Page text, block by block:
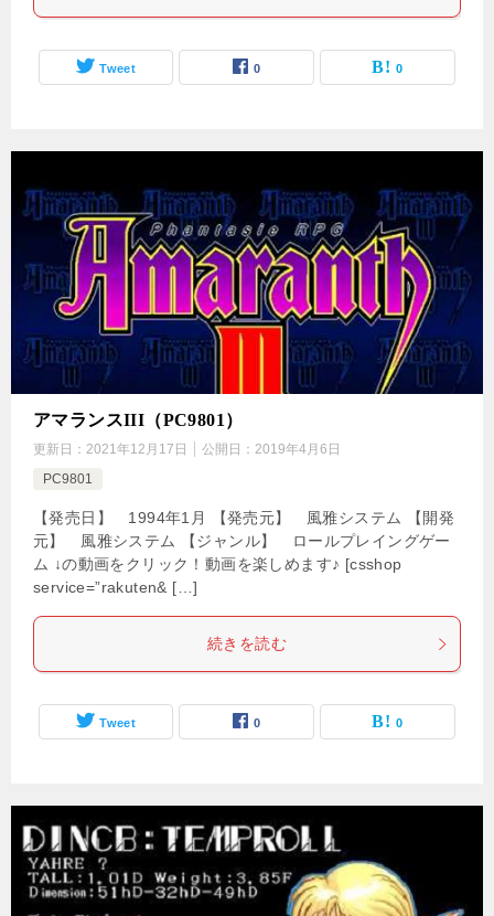
Tweet 0 0
アマランスIII（PC9801）
更新日： 2021年12月17日 公開日： 2019年4月6日
PC9801
【発売日】 1994年1月 【発売元】 風雅システム 【開発
元】 風雅システム 【ジャンル】 ロールプレイングゲー
ム ↓の動画をクリック！動画を楽しめます♪ [csshop
service=”rakuten& […]
続きを読む
Tweet 0 0